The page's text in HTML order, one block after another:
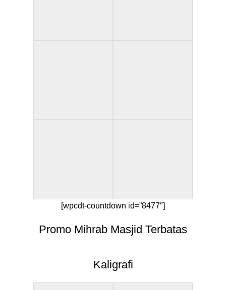
[wpcdt-countdown id=”8477″]
Promo Mihrab Masjid Terbatas
Kaligrafi